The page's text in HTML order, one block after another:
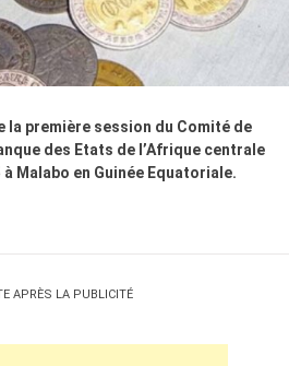
la première session du Comité de
des Etats de l’Afrique centrale
Malabo en Guinée Equatoriale.
APRÈS LA PUBLICITÉ